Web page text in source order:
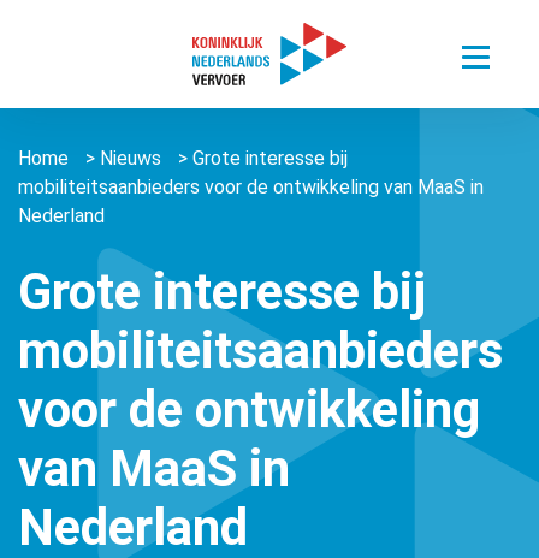
Toggle
van mobiliteit
reizen
belang van personenvervoer
Sectoren
Nederland
en Taxi
Vervoer
Mobility
stichtingen en verenigingen
Nieuws
Over ons
ons
us ǀ English
worden
Agenda
Kennisportaal
Vervoer
Contact
Home > Nieuws > Grote interesse bij
mobiliteitsaanbieders voor de ontwikkeling van MaaS in
Nederland
Grote interesse bij
mobiliteitsaanbieders
voor de ontwikkeling
van MaaS in
Nederland